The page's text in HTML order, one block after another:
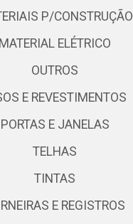
P/CONSTRUÇÃO
MATERIAL ELÉTRICO
OUTROS
E REVESTIMENTOS
PORTAS E JANELAS
TELHAS
TINTAS
E REGISTROS